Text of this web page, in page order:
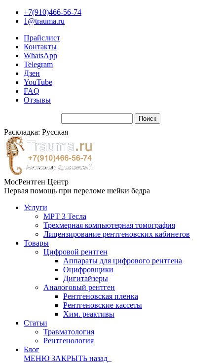
+7(910)466-56-74
1@trauma.ru
Прайслист
Контакты
WhatsApp
Telegram
Дзен
YouTube
FAQ
Отзывы
Раскладка: Русская
МосРентген Центр
Первая помощь при переломе шейки бедра
Услуги
МРТ 3 Тесла
Трехмерная компьютерная томография
Лицензирование рентгеновских кабинетов
Товары
Цифровой рентген
Аппараты для цифрового рентгена
Оцифровщики
Дигитайзеры
Аналоговый рентген
Рентгеновская пленка
Рентгеновские кассеты
Хим. реактивы
Статьи
Травматология
Рентгенология
Блог
МЕНЮ ЗАКРЫТЬ назад